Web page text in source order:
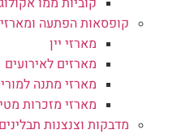
קופסאות הפתעה
מארזי יין
מארזים לאירועים
מארזי מתנה
מארזי מזכרות
מדבקות וצנצנות תבלינים